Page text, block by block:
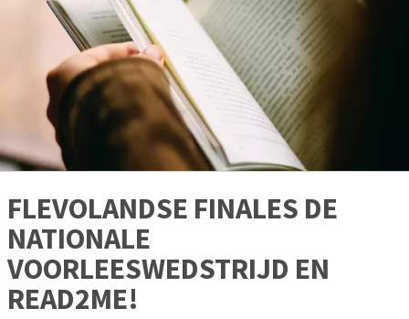
FLEVOLANDSE FINALES DE
NATIONALE
VOORLEESWEDSTRIJD EN
READ2ME!